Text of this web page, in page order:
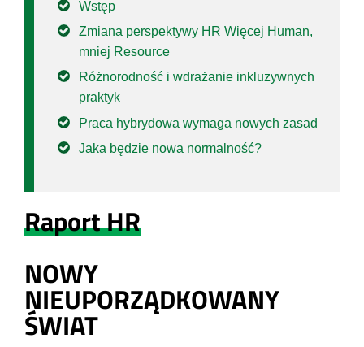
Wstęp
Zmiana perspektywy HR Więcej Human,
mniej Resource
Różnorodność i wdrażanie inkluzywnych
praktyk
Praca hybrydowa wymaga nowych zasad
Jaka będzie nowa normalność?
Raport HR
NOWY
NIEUPORZĄDKOWANY
ŚWIAT